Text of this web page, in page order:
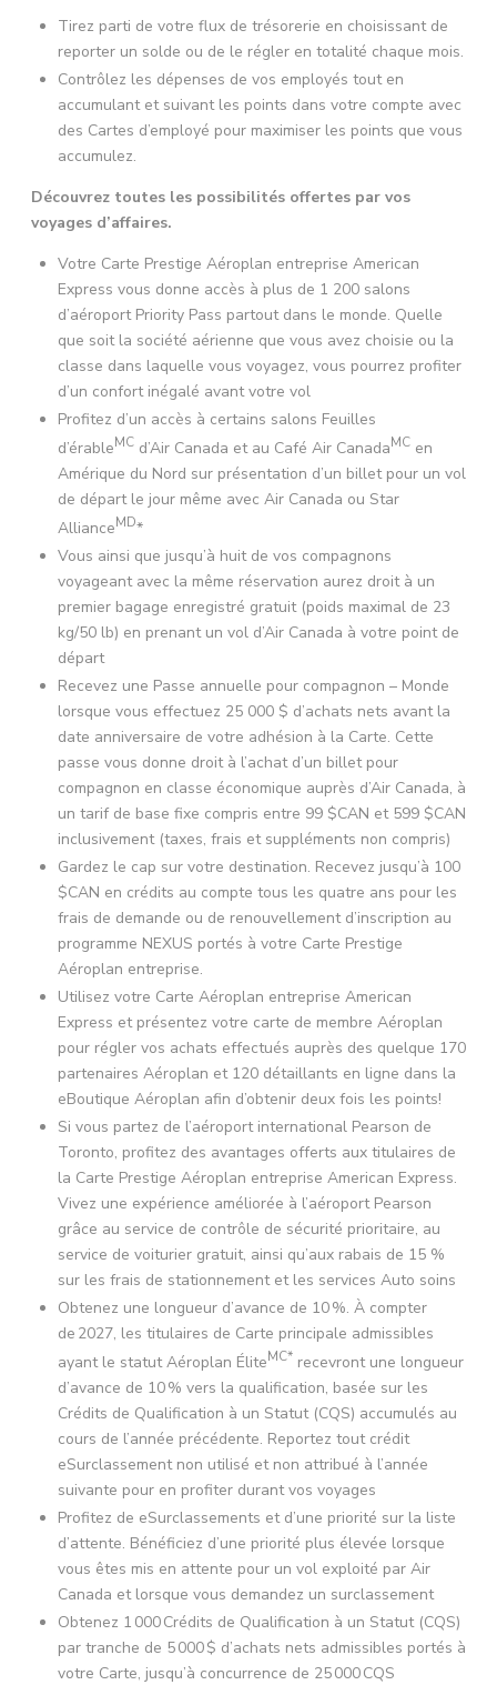
Tirez parti de votre flux de trésorerie en choisissant de
reporter un solde ou de le régler en totalité chaque mois.
Contrôlez les dépenses de vos employés tout en
accumulant et suivant les points dans votre compte avec
des Cartes d’employé pour maximiser les points que vous
accumulez.
Découvrez toutes les possibilités offertes par vos
voyages d’affaires.
Votre Carte Prestige Aéroplan entreprise American
Express vous donne accès à plus de 1 200 salons
d’aéroport Priority Pass partout dans le monde. Quelle
que soit la société aérienne que vous avez choisie ou la
classe dans laquelle vous voyagez, vous pourrez profiter
d’un confort inégalé avant votre vol
Profitez d’un accès à certains salons Feuilles
d’érableMC d’Air Canada et au Café Air CanadaMC en
Amérique du Nord sur présentation d’un billet pour un vol
de départ le jour même avec Air Canada ou Star
AllianceMD*
Vous ainsi que jusqu’à huit de vos compagnons
voyageant avec la même réservation aurez droit à un
premier bagage enregistré gratuit (poids maximal de 23
kg/50 lb) en prenant un vol d’Air Canada à votre point de
départ
Recevez une Passe annuelle pour compagnon – Monde
lorsque vous effectuez 25 000 $ d’achats nets avant la
date anniversaire de votre adhésion à la Carte. Cette
passe vous donne droit à l’achat d’un billet pour
compagnon en classe économique auprès d’Air Canada, à
un tarif de base fixe compris entre 99 $CAN et 599 $CAN
inclusivement (taxes, frais et suppléments non compris)
Gardez le cap sur votre destination. Recevez jusqu’à 100
$CAN en crédits au compte tous les quatre ans pour les
frais de demande ou de renouvellement d’inscription au
programme NEXUS portés à votre Carte Prestige
Aéroplan entreprise.
Utilisez votre Carte Aéroplan entreprise American
Express et présentez votre carte de membre Aéroplan
pour régler vos achats effectués auprès des quelque 170
partenaires Aéroplan et 120 détaillants en ligne dans la
eBoutique Aéroplan afin d’obtenir deux fois les points!
Si vous partez de l’aéroport international Pearson de
Toronto, profitez des avantages offerts aux titulaires de
la Carte Prestige Aéroplan entreprise American Express.
Vivez une expérience améliorée à l’aéroport Pearson
grâce au service de contrôle de sécurité prioritaire, au
service de voiturier gratuit, ainsi qu’aux rabais de 15 %
sur les frais de stationnement et les services Auto soins
Obtenez une longueur d’avance de 10 %. À compter
de 2027, les titulaires de Carte principale admissibles
ayant le statut Aéroplan ÉliteMC* recevront une longueur
d’avance de 10 % vers la qualification, basée sur les
Crédits de Qualification à un Statut (CQS) accumulés au
cours de l’année précédente. Reportez tout crédit
eSurclassement non utilisé et non attribué à l’année
suivante pour en profiter durant vos voyages
Profitez de eSurclassements et d’une priorité sur la liste
d’attente. Bénéficiez d’une priorité plus élevée lorsque
vous êtes mis en attente pour un vol exploité par Air
Canada et lorsque vous demandez un surclassement
Obtenez 1 000Crédits de Qualification à un Statut (CQS)
par tranche de 5 000 $ d’achats nets admissibles portés à
votre Carte, jusqu’à concurrence de 25 000CQS